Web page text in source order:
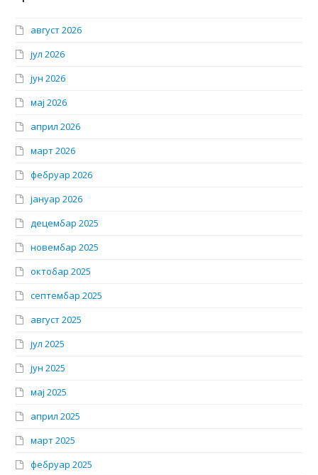
август 2026
јул 2026
јун 2026
мај 2026
април 2026
март 2026
фебруар 2026
јануар 2026
децембар 2025
новембар 2025
октобар 2025
септембар 2025
август 2025
јул 2025
јун 2025
мај 2025
април 2025
март 2025
фебруар 2025